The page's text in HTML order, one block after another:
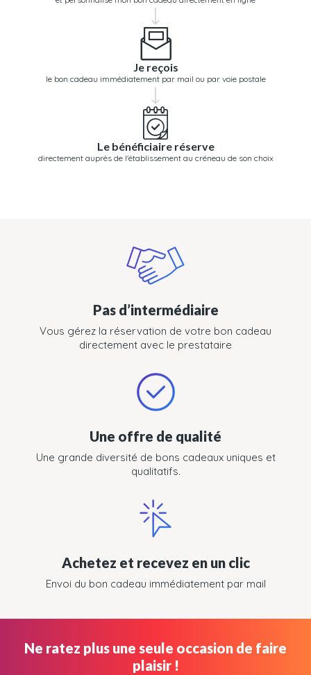
Je reçois
le bon cadeau immédiatement par mail ou par voie postale
Le bénéficiaire réserve
directement auprès de l'établissement au créneau de son choix
Pas d’intermédiaire
Vous gérez la réservation de votre bon cadeau
directement avec le prestataire
Une offre de qualité
Une grande diversité de bons cadeaux uniques et
qualitatifs.
Achetez et recevez en un clic
Envoi du bon cadeau immédiatement par mail
Ne ratez plus une seule occasion de faire
plaisir !